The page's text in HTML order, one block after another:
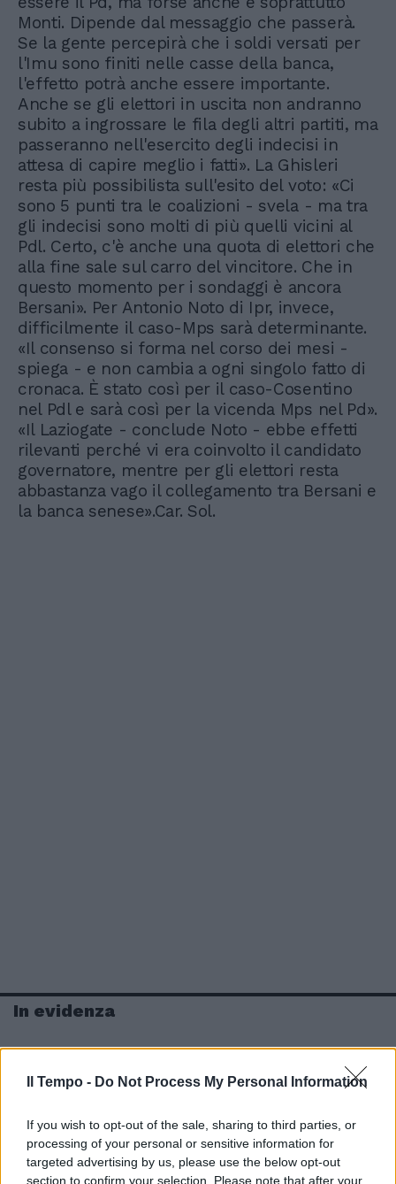
Il Tempo - Do Not Process My Personal Information
If you wish to opt-out of the sale, sharing to third parties, or
processing of your personal or sensitive information for
targeted advertising by us, please use the below opt-out
section to confirm your selection. Please note that after your
Monti. Dipende dal messaggio che passerà.
Se la gente percepirà che i soldi versati per
l'Imu sono finiti nelle casse della banca,
l'effetto potrà anche essere importante.
Anche se gli elettori in uscita non andranno
subito a ingrossare le fila degli altri partiti, ma
passeranno nell'esercito degli indecisi in
attesa di capire meglio i fatti». La Ghisleri
resta più possibilista sull'esito del voto: «Ci
sono 5 punti tra le coalizioni - svela - ma tra
gli indecisi sono molti di più quelli vicini al
Pdl. Certo, c'è anche una quota di elettori che
alla fine sale sul carro del vincitore. Che in
questo momento per i sondaggi è ancora
Bersani». Per Antonio Noto di Ipr, invece,
difficilmente il caso-Mps sarà determinante.
«Il consenso si forma nel corso dei mesi -
spiega - e non cambia a ogni singolo fatto di
cronaca. È stato così per il caso-Cosentino
nel Pdl e sarà così per la vicenda Mps nel Pd».
«Il Laziogate - conclude Noto - ebbe effetti
rilevanti perché vi era coinvolto il candidato
governatore, mentre per gli elettori resta
abbastanza vago il collegamento tra Bersani e
la banca senese».Car. Sol.
In evidenza